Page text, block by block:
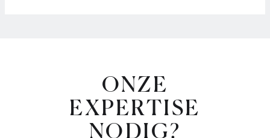
ONZE
EXPERTISE
NODIG?